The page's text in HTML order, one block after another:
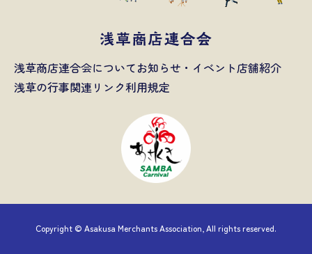
浅草商店連合会についてお知らせ・イベント店舗紹介
浅草の行事関連リンク利用規定
Copyright © Asakusa Merchants Association, All rights reserved.